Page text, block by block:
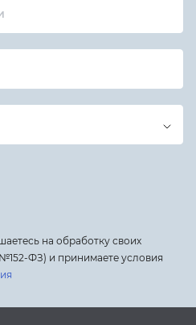
на обработку своих
ФЗ) и принимаете условия